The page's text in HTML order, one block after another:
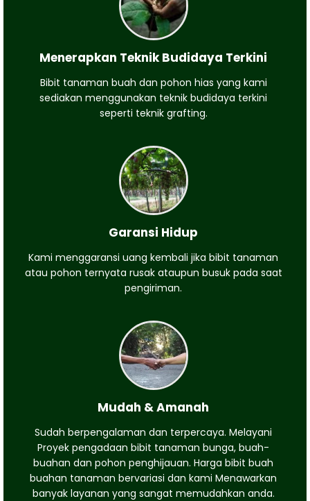
Menerapkan Teknik Budidaya Terkini
Bibit tanaman buah dan pohon hias yang kami
sediakan menggunakan teknik budidaya terkini
seperti teknik grafting.
Garansi Hidup
Kami menggaransi uang kembali jika bibit tanaman
atau pohon ternyata rusak ataupun busuk pada saat
pengiriman.
Mudah & Amanah
Sudah berpengalaman dan terpercaya. Melayani
Proyek pengadaan bibit tanaman bunga, buah-
buahan dan pohon penghijauan. Harga bibit buah
buahan tanaman bervariasi dan kami Menawarkan
banyak layanan yang sangat memudahkan anda.